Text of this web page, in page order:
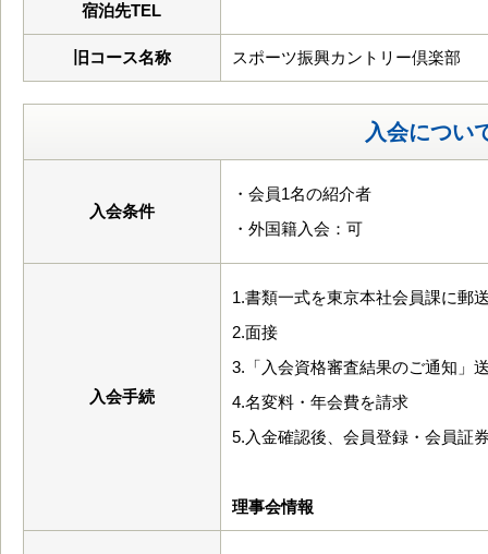
宿泊先TEL
旧コース名称 スポーツ振興カントリー倶楽部
入会につい
入会条件
・会員1名の紹介者
・外国籍入会：可
入会手続
1.書類一式を東京本社会員課に郵
2.面接
3.「入会資格審査結果のご通知」
4.名変料・年会費を請求
5.入金確認後、会員登録・会員証
理事会情報